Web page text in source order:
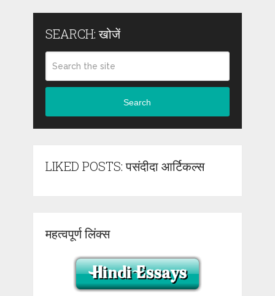
SEARCH: खोजें
Search
LIKED POSTS: पसंदीदा आर्टिकल्स
महत्वपूर्ण लिंक्स